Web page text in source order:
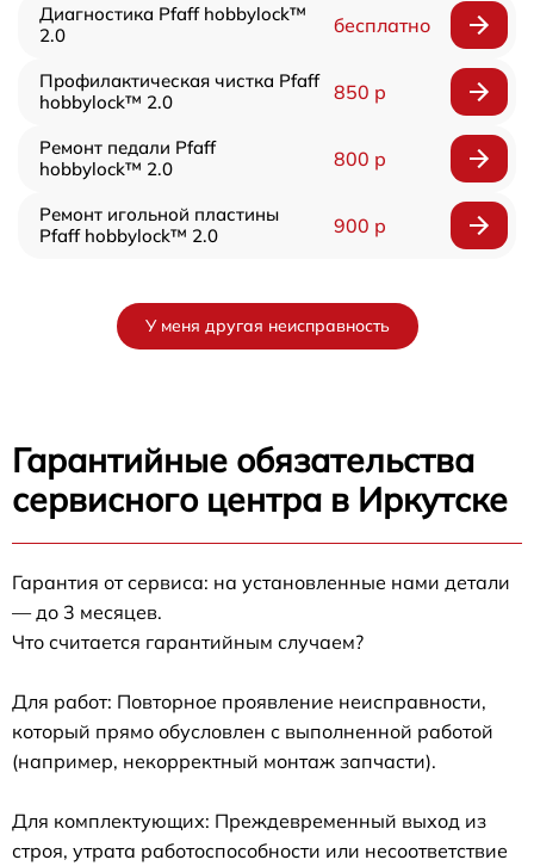
Диагностика Pfaff hobbylock™
2.0
бесплатно
Профилактическая чистка Pfaff
hobbylock™ 2.0
850 р
Ремонт педали Pfaff
hobbylock™ 2.0
800 р
Ремонт игольной пластины
Pfaff hobbylock™ 2.0
900 р
У меня другая неисправность
Гарантийные обязательства
сервисного центра в Иркутске
Гарантия от сервиса: на установленные нами детали
— до 3 месяцев.
Что считается гарантийным случаем?
Для работ: Повторное проявление неисправности,
который прямо обусловлен с выполненной работой
(например, некорректный монтаж запчасти).
Для комплектующих: Преждевременный выход из
строя, утрата работоспособности или несоответствие